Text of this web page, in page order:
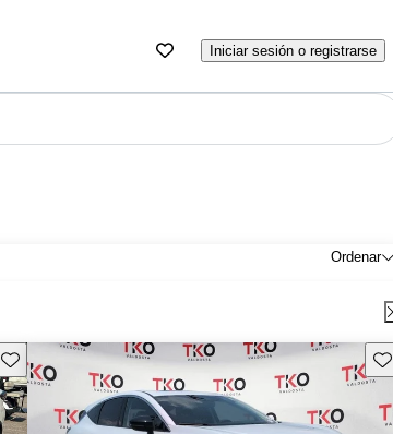
Iniciar sesión o registrarse
Ordenar
Guarda este Aviso